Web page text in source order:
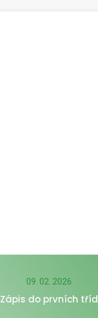
09. 02. 2026
Zápis do prvních tříd